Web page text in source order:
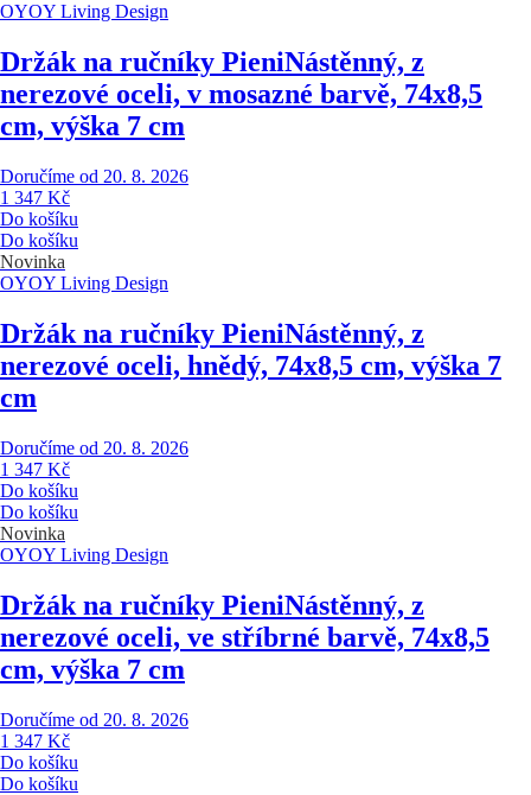
OYOY Living Design
Držák na ručníky PieniNástěnný, z
nerezové oceli, v mosazné barvě, 74x8,5
cm, výška 7 cm
Doručíme od 20. 8. 2026
1 347 Kč
Do košíku
Do košíku
Novinka
OYOY Living Design
Držák na ručníky PieniNástěnný, z
nerezové oceli, hnědý, 74x8,5 cm, výška 7
cm
Doručíme od 20. 8. 2026
1 347 Kč
Do košíku
Do košíku
Novinka
OYOY Living Design
Držák na ručníky PieniNástěnný, z
nerezové oceli, ve stříbrné barvě, 74x8,5
cm, výška 7 cm
Doručíme od 20. 8. 2026
1 347 Kč
Do košíku
Do košíku